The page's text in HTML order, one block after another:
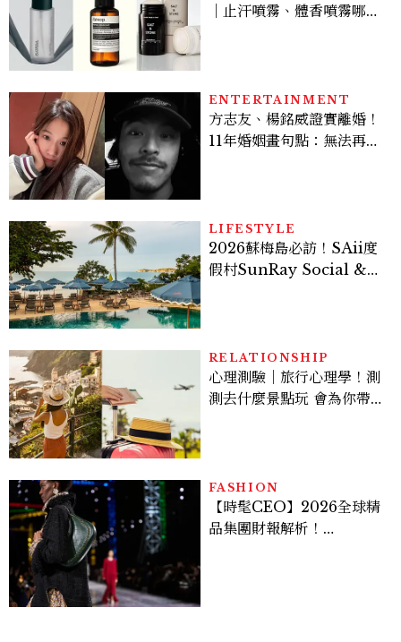
｜止汗噴霧、體香噴霧哪款
ENTERTAINMENT
方志友、楊銘威證實離婚！
11年婚姻畫句點：無法再做
LIFESTYLE
2026蘇梅島必訪！SAii度
假村SunRay Social &
RELATIONSHIP
心理測驗｜旅行心理學！測
測去什麼景點玩 會為你帶來
FASHION
【時髦CEO】2026全球精
品集團財報解析！